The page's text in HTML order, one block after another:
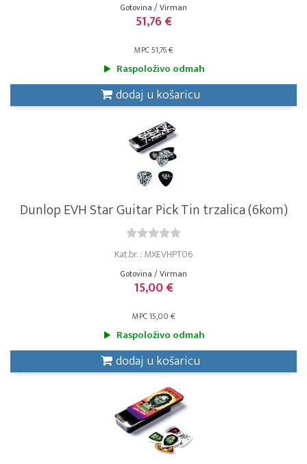
Gotovina / Virman
51,76 €
MPC 51,76 €
Raspoloživo odmah
dodaj u košaricu
Dunlop EVH Star Guitar Pick Tin trzalica (6kom)
Kat.br. : MXEVHPT06
Gotovina / Virman
15,00 €
MPC 15,00 €
Raspoloživo odmah
dodaj u košaricu